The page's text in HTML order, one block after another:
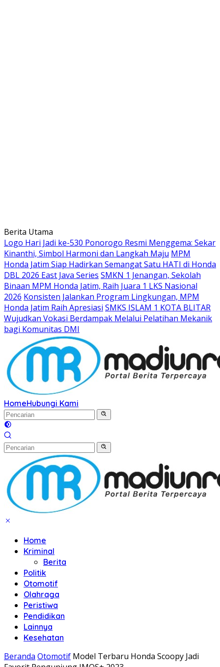
Langsung
ke
konten
Berita Utama
Logo Hari Jadi ke-530 Ponorogo Resmi Menggema: Sekar
Kinanthi, Simbol Harmoni dan Langkah Maju MPM
Honda Jatim Siap Hadirkan Semangat Satu HATI di Honda
DBL 2026 East Java Series SMKN 1 Jenangan, Sekolah
Binaan MPM Honda Jatim, Raih Juara 1 LKS Nasional
2026 Konsisten Jalankan Program Lingkungan, MPM
Honda Jatim Raih Apresiasi SMKS ISLAM 1 KOTA BLITAR
Wujudkan Vokasi Berdampak Melalui Pelatihan Mekanik
bagi Komunitas DMI
HomeHubungi Kami
Home
Kriminal
Berita
Politik
Otomotif
Olahraga
Peristiwa
Pendidikan
Lainnya
Kesehatan
Beranda Otomotif Model Terbaru Honda Scoopy Jadi